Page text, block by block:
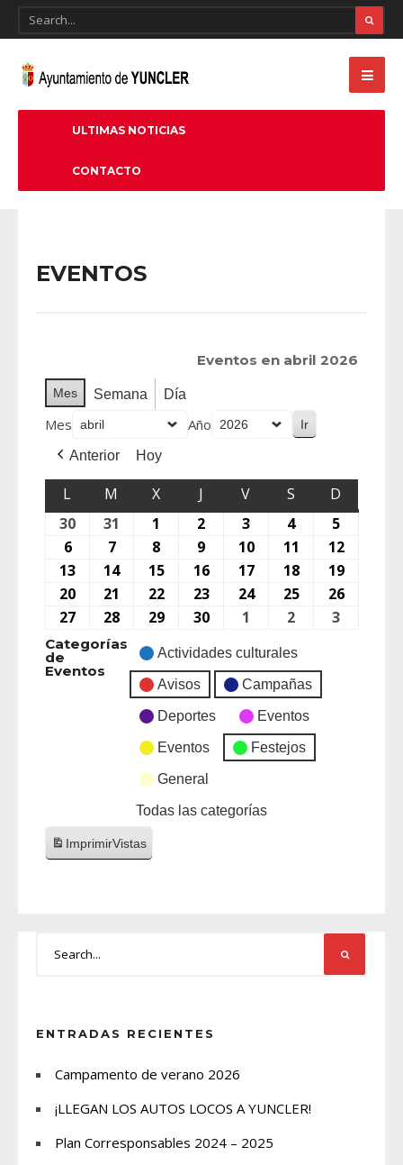
ULTIMAS NOTICIAS
CONTACTO
EVENTOS
Eventos en abril 2026
Mes Semana Día
Mes Año
Anterior Hoy
L M X J V S
D
30
31 1 2 3 4
5
6
7 8 9 10 11
12
13
14 15 16 17 18
19
20
21 22 23 24 25
26
27
28 29 30 1 2 3
Categorías
de
Eventos
Actividades culturales
Avisos Campañas
Deportes Eventos
Eventos Festejos
General
Todas las categorías
ImprimirVistas
ENTRADAS RECIENTES
Campamento de verano 2026
¡LLEGAN LOS AUTOS LOCOS A YUNCLER!
Plan Corresponsables 2024 – 2025